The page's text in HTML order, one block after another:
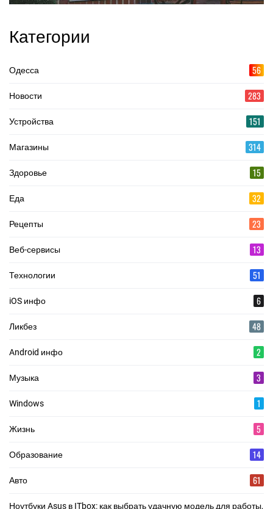
Категории
Одесса 56
Новости 283
Устройства 151
Магазины 314
Здоровье 15
Еда 32
Рецепты 23
Веб-сервисы 13
Технологии 51
iOS инфо 6
Ликбез 48
Android инфо 2
Музыка 3
Windows 1
Жизнь 5
Образование 14
Авто 61
Ноутбуки Asus в ITbox: как выбрать удачную модель для работы,